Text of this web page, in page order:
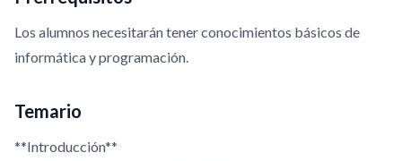
Los alumnos necesitarán tener conocimientos básicos de
informática y programación.
Temario
**Introducción**